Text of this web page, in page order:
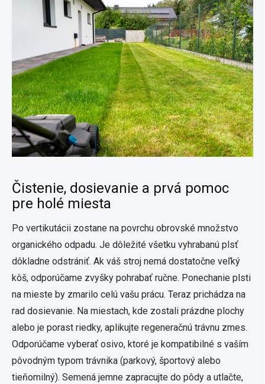
Čistenie, dosievanie a prvá pomoc
pre holé miesta
Po vertikutácii zostane na povrchu obrovské množstvo
organického odpadu. Je dôležité všetku vyhrabanú plsť
dôkladne odstrániť. Ak váš stroj nemá dostatočne veľký
kôš, odporúčame zvyšky pohrabať ručne. Ponechanie plsti
na mieste by zmarilo celú vašu prácu. Teraz prichádza na
rad dosievanie. Na miestach, kde zostali prázdne plochy
alebo je porast riedky, aplikujte regeneračnú trávnu zmes.
Odporúčame vyberať osivo, ktoré je kompatibilné s vaším
pôvodným typom trávnika (parkový, športový alebo
tieňomilný). Semená jemne zapracujte do pôdy a utlačte,